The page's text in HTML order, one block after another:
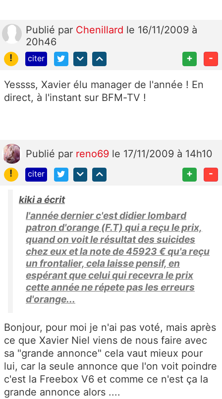
Publié par Chenillard le 16/11/2009 à
20h46
!
citer + -
Yessss, Xavier élu manager de l'année ! En
direct, à l'instant sur BFM-TV !
Publié par reno69 le 17/11/2009 à 14h10
!
citer + -
kiki a écrit
l'année dernier c'est didier lombard
patron d'orange (F.T) qui a reçu le prix,
quand on voit le résultat des suicides
chez eux et la note de 45923 € qu'a reçu
un frontalier, cela laisse pensif, en
espérant que celui qui recevra le prix
cette année ne répete pas les erreurs
d'orange...
Bonjour, pour moi je n'ai pas voté, mais après
ce que Xavier Niel viens de nous faire avec
sa "grande annonce" cela vaut mieux pour
lui, car la seule annonce que l'on voit poindre
c'est la Freebox V6 et comme ce n'est ça la
grande annonce alors ....